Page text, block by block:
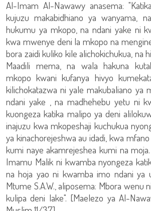
Al-Imam Al-Nawawy anasema:
kujuzu makabidhiano ya wanyama,
hukumu ya mkopo, na ndani yake ni
kwa mwenye deni la mkopo na
bora zaidi kuliko kile alichokichukua, na
Maadili mema, na wala hakuna
mkopo kwani kufanya hivyo
kilichokatazwa ni yale makubaliano ya
ndani yake , na madhehebu yetu ni
kuongeza katika malipo ya deni
inajuzu kwa mkopeshaji kuchukua
ya kinachorejeshwa au idadi, kwa
kumi naye akamrejeshea kumi na
Imamu Malik ni kwamba nyongeza
na hoja yao ni kwamba imo ndani ya
Mtume S.A.W., aliposema: Mbora wenu
kulipa deni lake". [Maelezo ya Al-